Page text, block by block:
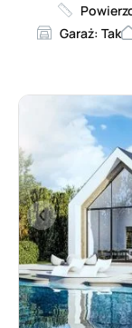
Garaż: Tak